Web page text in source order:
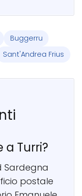
Buggerru
Sant'Andrea Frius
a Turri?
Sardegna
postale